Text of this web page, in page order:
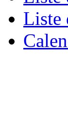
Liste